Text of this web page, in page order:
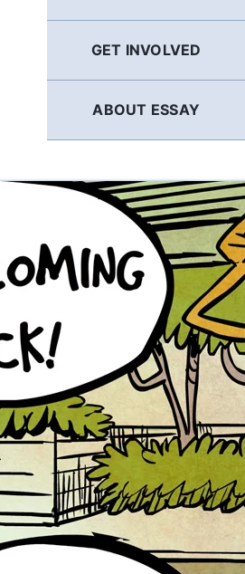
GET INVOLVED
ABOUT ESSAY